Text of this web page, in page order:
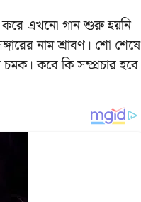
করে এখনো গান শুরু হয়নি
নাম শ্রাবণ। শো শেষে
চমক। কবে কি সম্প্রচার হবে